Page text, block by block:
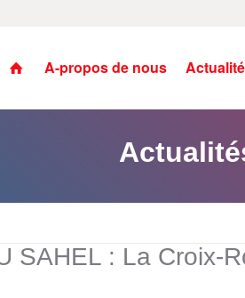
A-propos de nous
SAHEL : La Croix-